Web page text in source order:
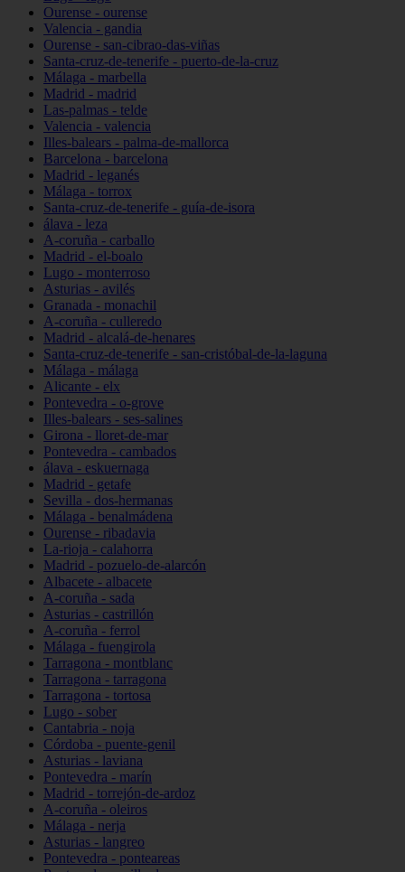
Ourense - ourense
Valencia - gandia
Ourense - san-cibrao-das-viñas
Santa-cruz-de-tenerife - puerto-de-la-cruz
Málaga - marbella
Madrid - madrid
Las-palmas - telde
Valencia - valencia
Illes-balears - palma-de-mallorca
Barcelona - barcelona
Madrid - leganés
Málaga - torrox
Santa-cruz-de-tenerife - guía-de-isora
álava - leza
A-coruña - carballo
Madrid - el-boalo
Lugo - monterroso
Asturias - avilés
Granada - monachil
A-coruña - culleredo
Madrid - alcalá-de-henares
Santa-cruz-de-tenerife - san-cristóbal-de-la-laguna
Málaga - málaga
Alicante - elx
Pontevedra - o-grove
Illes-balears - ses-salines
Girona - lloret-de-mar
Pontevedra - cambados
álava - eskuernaga
Madrid - getafe
Sevilla - dos-hermanas
Málaga - benalmádena
Ourense - ribadavia
La-rioja - calahorra
Madrid - pozuelo-de-alarcón
Albacete - albacete
A-coruña - sada
Asturias - castrillón
A-coruña - ferrol
Málaga - fuengirola
Tarragona - montblanc
Tarragona - tarragona
Tarragona - tortosa
Lugo - sober
Cantabria - noja
Córdoba - puente-genil
Asturias - laviana
Pontevedra - marín
Madrid - torrejón-de-ardoz
A-coruña - oleiros
Málaga - nerja
Asturias - langreo
Pontevedra - ponteareas